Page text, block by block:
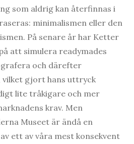
som aldrig kan återfinnas i
minimalismen eller den
På senare år har Ketter
att simulera readymades
och därefter
vilket gjort hans uttryck
lite tråkigare och mer
krav. Men
Museet är ändå en
ett av våra mest konsekvent